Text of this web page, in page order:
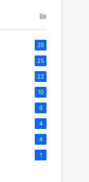
35
25
22
10
9
4
4
1